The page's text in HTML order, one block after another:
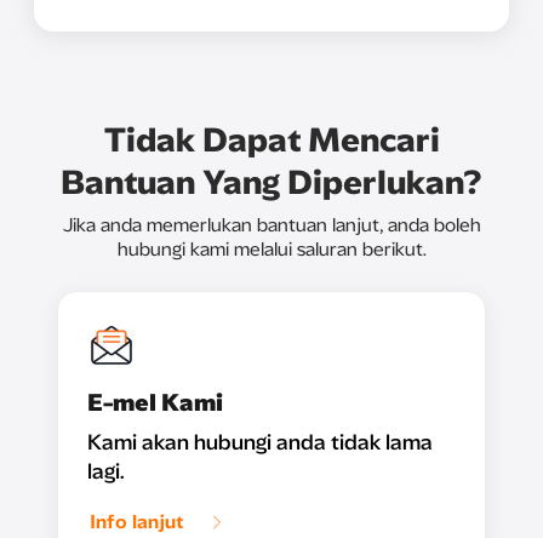
Tidak Dapat Mencari
Bantuan Yang Diperlukan?
Jika anda memerlukan bantuan lanjut, anda boleh
hubungi kami melalui saluran berikut.
E-mel Kami
Kami akan hubungi anda tidak lama
lagi.
Info lanjut